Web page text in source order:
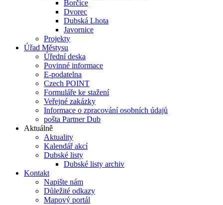
Borčice
Dvorec
Dubská Lhota
Javornice
Projekty
Úřad Městysu
Úřední deska
Povinné informace
E-podatelna
Czech POINT
Formuláře ke stažení
Veřejné zakázky
Informace o zpracování osobních údajů
pošta Partner Dub
Aktuálně
Aktuality
Kalendář akcí
Dubské listy
Dubské listy archiv
Kontakt
Napište nám
Důležité odkazy
Mapový portál